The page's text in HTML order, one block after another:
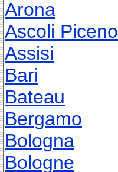
Arona
Ascoli Piceno
Assisi
Bari
Bateau
Bergamo
Bologna
Bologne